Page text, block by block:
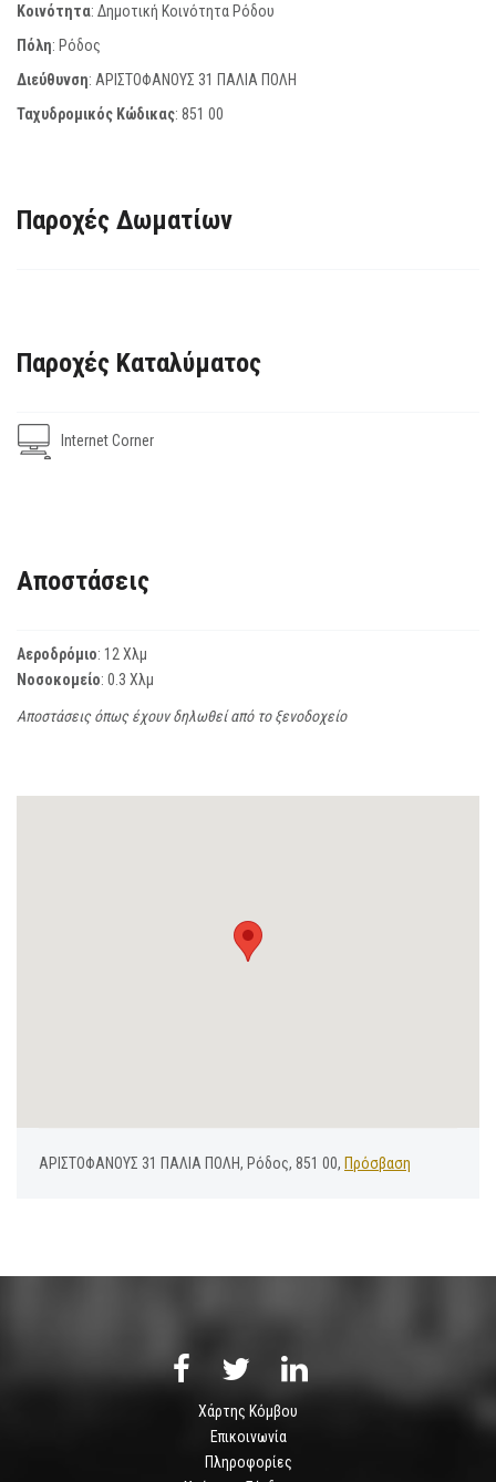
Κοινότητα: Δημοτική Κοινότητα Ρόδου
Πόλη: Ρόδος
Διεύθυνση: ΑΡΙΣΤΟΦΑΝΟΥΣ 31 ΠΑΛΙΑ ΠΟΛΗ
Ταχυδρομικός Κώδικας: 851 00
Παροχές Δωματίων
Παροχές Καταλύματος
Internet Corner
Αποστάσεις
Αεροδρόμιο: 12 Χλμ
Νοσοκομείο: 0.3 Χλμ
Αποστάσεις όπως έχουν δηλωθεί από το ξενοδοχείο
ΑΡΙΣΤΟΦΑΝΟΥΣ 31 ΠΑΛΙΑ ΠΟΛΗ, Ρόδος, 851 00, Πρόσβαση
Χάρτης Κόμβου
Επικοινωνία
Πληροφορίες